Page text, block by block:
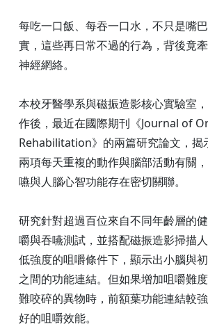
每吃一口飯、每吞一口水，不只是嘴
實，這些再日常不過的行為，背後竟
神經網絡。
本校牙醫學系與磁振造影核心實驗室
作後，最近在國際期刊《Journal of
Rehabilitation》的兩篇研究論文，揭
兩項每天重複的動作與腦部活動有關
嚥與人腦心智功能存在密切關聯。
研究針對超過百位來自不同年齡層的
嚼與吞嚥測試，並搭配磁振造影掃描
低強度的咀嚼條件下，顯示出小腦與
之間的功能連結。但如果增加咀嚼難
難咬碎的異物時，前額葉功能連結較
好的咀嚼效能。